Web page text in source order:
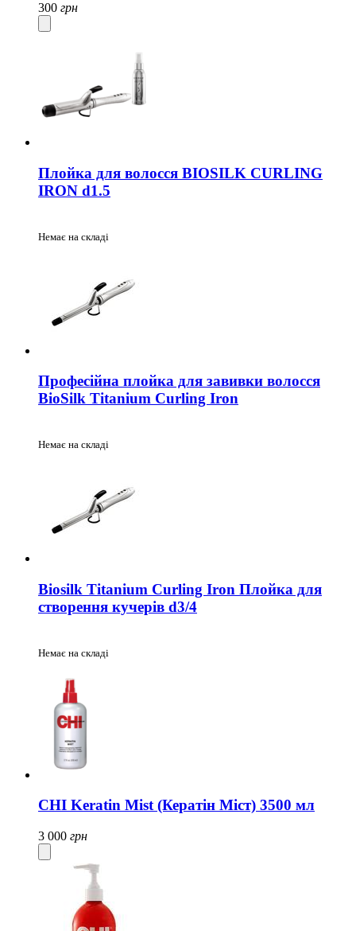
300 грн
Плойка для волосся BIOSILK CURLING
IRON d1.5
Немає на складі
Професійна плойка для завивки волосся
BioSilk Titanium Curling Iron
Немає на складі
Biosilk Titanium Curling Iron Плойка для
створення кучерів d3/4
Немає на складі
CHI Keratin Mist (Кератін Міст) 3500 мл
3 000 грн